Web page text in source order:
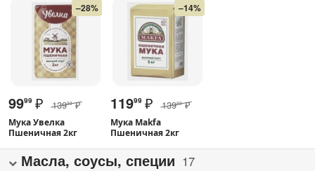
–28%
9999 ₽ 13999 ₽
Мука Увелка
Пшеничная 2кг
–14%
11999 ₽ 13999 ₽
Мука Makfa
Пшеничная 2кг
Масла, соусы, специи 17